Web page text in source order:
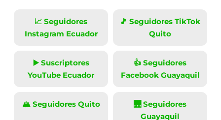
📈 Seguidores
Instagram Ecuador
🎵 Seguidores TikTok
Quito
▶️ Suscriptores
YouTube Ecuador
👍 Seguidores
Facebook Guayaquil
🏔️ Seguidores Quito
🌉 Seguidores
Guayaquil
desde 1€ | Gratis Hosting | Páginas Web |
Agencia de Marketing Digital en Madrid | Servicios
desde 1€ | Gratis Hosting | Páginas Web desde 150€
en Diseño de Páginas Web, Tiendas Online, Landing